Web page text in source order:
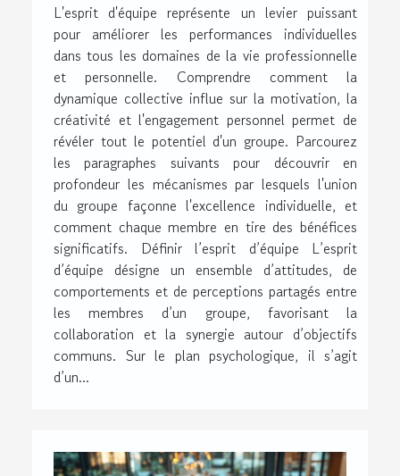
L'esprit d'équipe représente un levier puissant
pour améliorer les performances individuelles
dans tous les domaines de la vie professionnelle
et personnelle. Comprendre comment la
dynamique collective influe sur la motivation, la
créativité et l'engagement personnel permet de
révéler tout le potentiel d'un groupe. Parcourez
les paragraphes suivants pour découvrir en
profondeur les mécanismes par lesquels l'union
du groupe façonne l'excellence individuelle, et
comment chaque membre en tire des bénéfices
significatifs. Définir l’esprit d’équipe L’esprit
d’équipe désigne un ensemble d’attitudes, de
comportements et de perceptions partagés entre
les membres d’un groupe, favorisant la
collaboration et la synergie autour d’objectifs
communs. Sur le plan psychologique, il s’agit
d’un...